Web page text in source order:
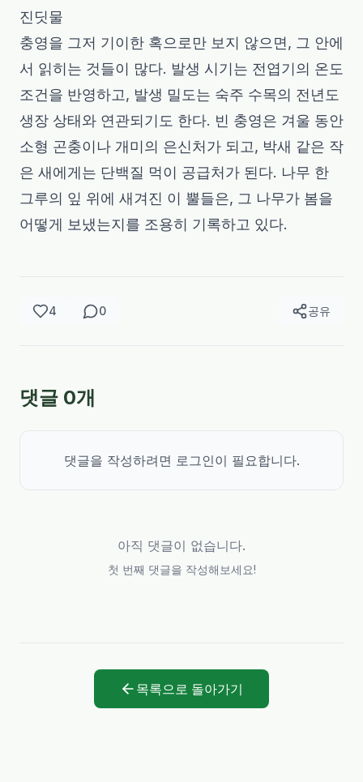
진딧물
충영을 그저 기이한 혹으로만 보지 않으면, 그 안에
서 읽히는 것들이 많다. 발생 시기는 전엽기의 온도
조건을 반영하고, 발생 밀도는 숙주 수목의 전년도
생장 상태와 연관되기도 한다. 빈 충영은 겨울 동안
소형 곤충이나 개미의 은신처가 되고, 박새 같은 작
은 새에게는 단백질 먹이 공급처가 된다. 나무 한
그루의 잎 위에 새겨진 이 뿔들은, 그 나무가 봄을
어떻게 보냈는지를 조용히 기록하고 있다.
4 0 공유
댓글 0개
댓글을 작성하려면 로그인이 필요합니다.
아직 댓글이 없습니다.
첫 번째 댓글을 작성해보세요!
목록으로 돌아가기